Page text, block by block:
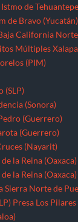
de
de Bravo (Yucatán)
California Norte
Múltiples Xalapa
(PIM)
(SLP)
(Sonora)
(Guerrero)
(Guerrero)
(Nayarit)
la Reina (Oaxaca)
la Reina (Oaxaca)
Sierra Norte de
Presa Los